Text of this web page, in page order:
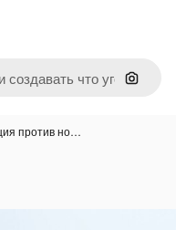
Поиск
против но…